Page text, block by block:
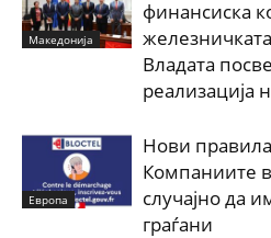
Македонија
финансиска
Владата
реализација
Европа
Нови
Компаниите
случајно да
граѓани